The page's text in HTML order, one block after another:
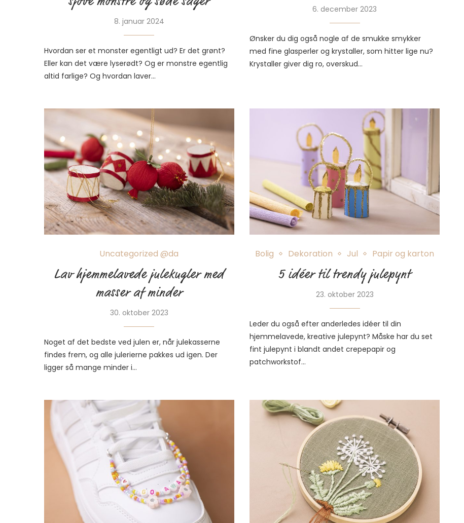
8. januar 2024
Hvordan ser et monster egentligt ud? Er det grønt?
Eller kan det være lyserødt? Og er monstre egentlig
altid farlige? Og hvordan laver…
6. december 2023
Ønsker du dig også nogle af de smukke smykker
med fine glasperler og krystaller, som hitter lige nu?
Krystaller giver dig ro, overskud…
Uncategorized @da
Lav hjemmelavede julekugler med
masser af minder
30. oktober 2023
Noget af det bedste ved julen er, når julekasserne
findes frem, og alle julerierne pakkes ud igen. Der
ligger så mange minder i…
Bolig Dekoration Jul Papir og karton
5 idéer til trendy julepynt
23. oktober 2023
Leder du også efter anderledes idéer til din
hjemmelavede, kreative julepynt? Måske har du set
fint julepynt i blandt andet crepepapir og
patchworkstof…